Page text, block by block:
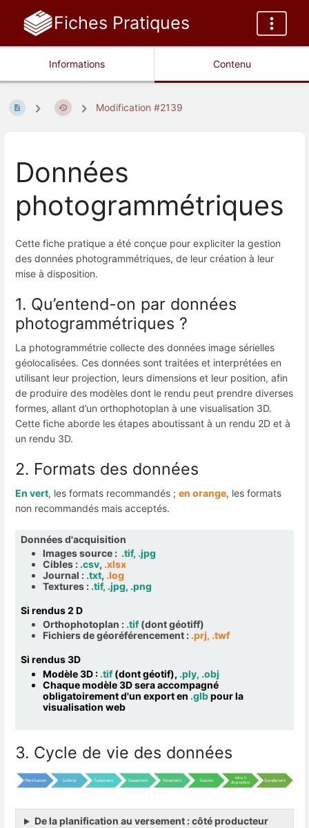
Fiches Pratiques
Informations Contenu
Modification #2139
Données
photogrammétriques
Cette fiche pratique a été conçue pour expliciter la gestion
des données photogrammétriques, de leur création à leur
mise à disposition.
1. Qu’entend-on par données
photogrammétriques ?
La photogrammétrie collecte des données image sérielles
géolocalisées. Ces données sont traitées et interprétées en
utilisant leur projection, leurs dimensions et leur position, afin
de produire des modèles dont le rendu peut prendre diverses
formes, allant d’un orthophotoplan à une visualisation 3D.
Cette fiche aborde les étapes aboutissant à un rendu 2D et à
un rendu 3D.
2. Formats des données
En vert, les formats recommandés ; en orange, les formats
non recommandés mais acceptés.
Données d'acquisition
Images source : .tif, .jpg
Cibles : .csv, .xlsx
Journal : .txt, .log
Textures : .tif, .jpg, .png
Si rendus 2 D
Orthophotoplan : .tif(dont géotiff)
Fichiers de géoréférencement : .prj, .twf
Si rendus 3D
Modèle 3D : .tif(dont géotif), .ply, .obj
Chaque modèle 3D sera accompagné
obligatoirement d'un export en .glbpour la
visualisation web
3. Cycle de vie des données
De la planification au versement : côté producteur